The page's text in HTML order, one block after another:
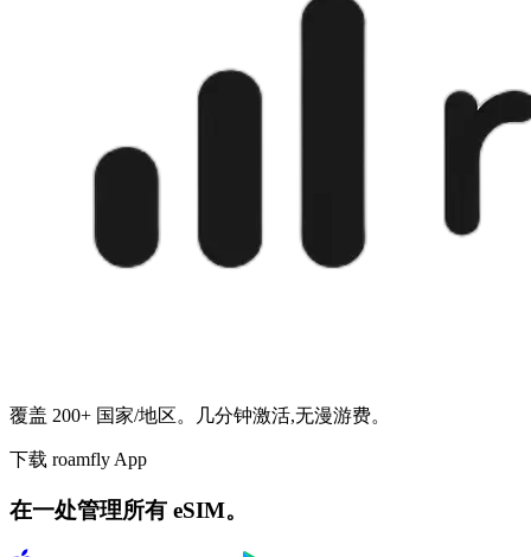
覆盖 200+ 国家/地区。几分钟激活,无漫游费。
下载 roamfly App
在一处管理所有 eSIM。